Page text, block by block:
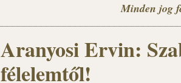
Minden jog
Aranyosi Ervin:
félelemtől!